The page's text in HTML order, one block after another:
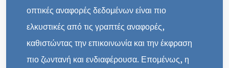
οπτικές αναφορές δεδομένων είναι πιο
ελκυστικές από τις γραπτές αναφορές,
καθιστώντας την επικοινωνία και την έκφραση
πιο ζωντανή και ενδιαφέρουσα. Επομένως, η